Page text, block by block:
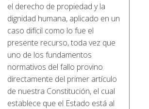
el derecho de propiedad y la
dignidad humana, aplicado en un
caso difícil como lo fue el
presente recurso, toda vez que
uno de los fundamentos
normativos del fallo provino
directamente del primer artículo
de nuestra Constitución, el cual
establece que el Estado está al